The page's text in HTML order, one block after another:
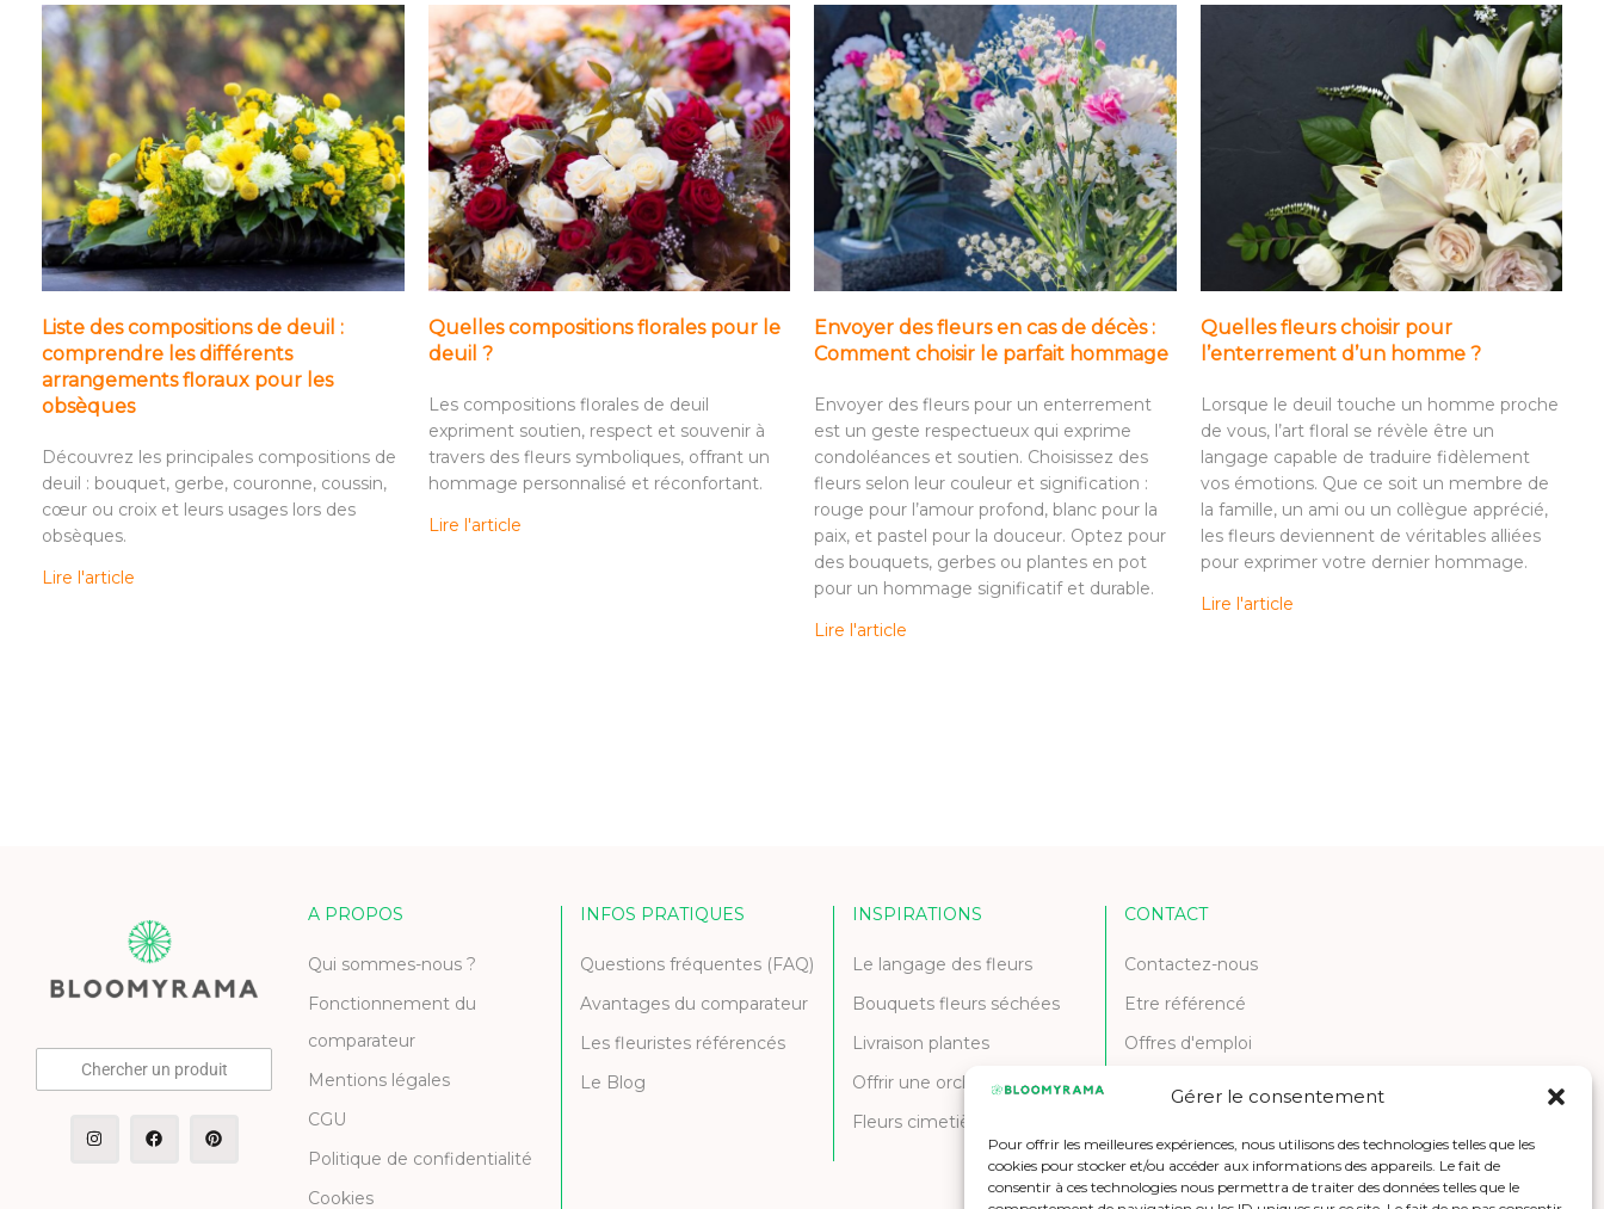
Gérer le consentement
Pour offrir les meilleures expériences, nous utilisons des technologies telles que les
cookies pour stocker et/ou accéder aux informations des appareils. Le fait de
consentir à ces technologies nous permettra de traiter des données telles que le
Liste des compositions de deuil :
comprendre les différents
arrangements floraux pour les
obsèques
Découvrez les principales compositions de
deuil : bouquet, gerbe, couronne, coussin,
cœur ou croix et leurs usages lors des
obsèques.
Lire l'article
Quelles compositions florales pour le
deuil ?
Les compositions florales de deuil
expriment soutien, respect et souvenir à
travers des fleurs symboliques, offrant un
hommage personnalisé et réconfortant.
Lire l'article
Envoyer des fleurs en cas de décès :
Comment choisir le parfait hommage
Envoyer des fleurs pour un enterrement
est un geste respectueux qui exprime
condoléances et soutien. Choisissez des
fleurs selon leur couleur et signification :
rouge pour l’amour profond, blanc pour la
paix, et pastel pour la douceur. Optez pour
des bouquets, gerbes ou plantes en pot
pour un hommage significatif et durable.
Lire l'article
Quelles fleurs choisir pour
l’enterrement d’un homme ?
Lorsque le deuil touche un homme proche
de vous, l’art floral se révèle être un
langage capable de traduire fidèlement
vos émotions. Que ce soit un membre de
la famille, un ami ou un collègue apprécié,
les fleurs deviennent de véritables alliées
pour exprimer votre dernier hommage.
Lire l'article
Chercher un produit
A PROPOS
Qui sommes-nous ?
Fonctionnement du
comparateur
Mentions légales
CGU
Politique de confidentialité
Cookies
INFOS PRATIQUES
Questions fréquentes (FAQ)
Avantages du comparateur
Les fleuristes référencés
Le Blog
INSPIRATIONS
Le langage des fleurs
Bouquets fleurs séchées
Livraison plantes
Offrir une orchidée
Fleurs cimetière et deuil
CONTACT
Contactez-nous
Etre référencé
Offres d'emploi